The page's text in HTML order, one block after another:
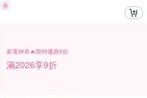
券
家電神券🔥限時優惠9折
滿2026享9折